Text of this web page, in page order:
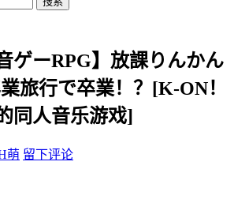
ゲーRPG】放課りんかん
旅行で卒業！？[K-ON！
同人音乐游戏]
萌 留下评论